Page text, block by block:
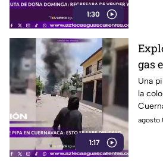
1:30
1:17
gas
21
Una
la
agosto